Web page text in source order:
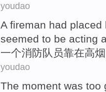
youdao
A fireman had placed
seemed to be acting
一个消防队员靠在高
youdao
The moment was too